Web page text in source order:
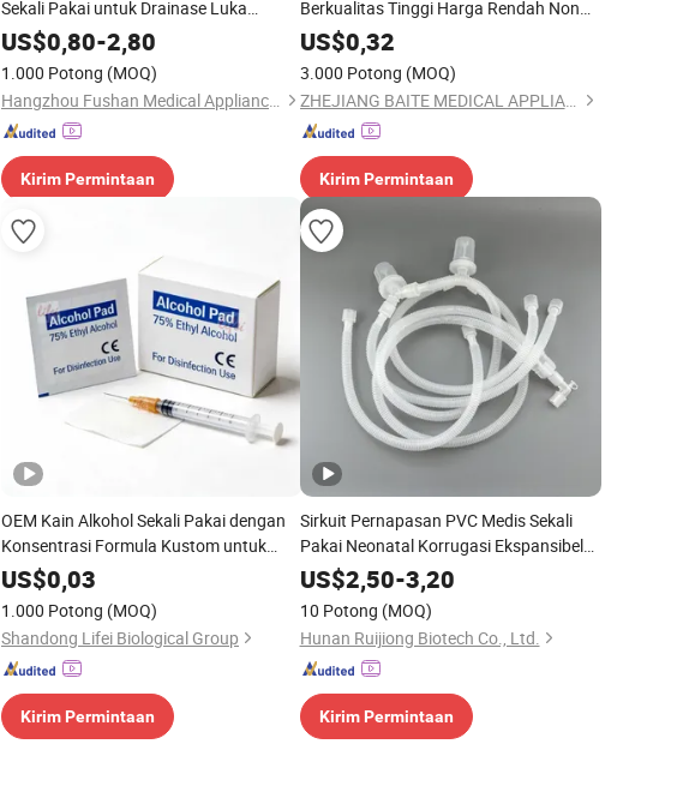
Sekali Pakai untuk Drainase Luka
Tertutup dengan Sertifikat CE dan ISO
US$0,80-2,80
1.000 Potong (MOQ)
Hangzhou Fushan Medical Appliances Co., Ltd.
Kirim Permintaan
Berkualitas Tinggi Harga Rendah Non
Rebreathing
US$0,32
3.000 Potong (MOQ)
ZHEJIANG BAITE MEDICAL APPLIANCES CO., LTD.
Kirim Permintaan
OEM Kain Alkohol Sekali Pakai dengan
Konsentrasi Formula Kustom untuk
Distributor Perlengkapan Medis
US$0,03
1.000 Potong (MOQ)
Shandong Lifei Biological Group
Kirim Permintaan
Sirkuit Pernapasan PVC Medis Sekali
Pakai Neonatal Korrugasi Ekspansibel
Grosir
US$2,50-3,20
10 Potong (MOQ)
Hunan Ruijiong Biotech Co., Ltd.
Kirim Permintaan